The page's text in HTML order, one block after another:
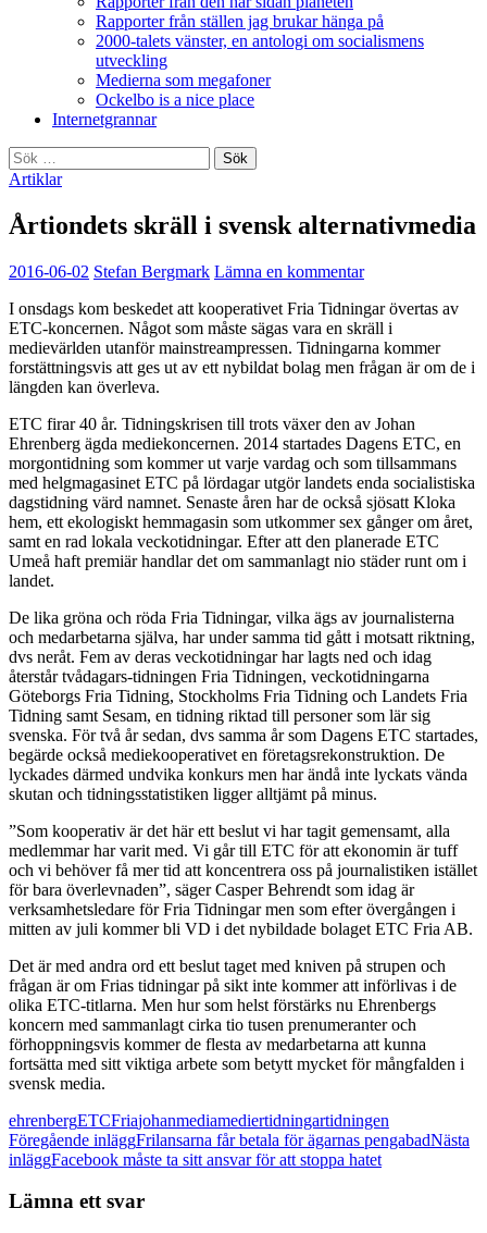
Rapporter från ställen jag brukar hänga på
2000-talets vänster, en antologi om socialismens
utveckling
Medierna som megafoner
Ockelbo is a nice place
Internetgrannar
Sök
efter:
Artiklar
Årtiondets skräll i svensk alternativmedia
2016-06-02 Stefan Bergmark Lämna en kommentar
I onsdags kom beskedet att kooperativet Fria Tidningar övertas av
ETC-koncernen. Något som måste sägas vara en skräll i
medievärlden utanför mainstreampressen. Tidningarna kommer
forstättningsvis att ges ut av ett nybildat bolag men frågan är om de i
längden kan överleva.
ETC firar 40 år. Tidningskrisen till trots växer den av Johan
Ehrenberg ägda mediekoncernen. 2014 startades Dagens ETC, en
morgontidning som kommer ut varje vardag och som tillsammans
med helgmagasinet ETC på lördagar utgör landets enda socialistiska
dagstidning värd namnet. Senaste åren har de också sjösatt Kloka
hem, ett ekologiskt hemmagasin som utkommer sex gånger om året,
samt en rad lokala veckotidningar. Efter att den planerade ETC
Umeå haft premiär handlar det om sammanlagt nio städer runt om i
landet.
De lika gröna och röda Fria Tidningar, vilka ägs av journalisterna
och medarbetarna själva, har under samma tid gått i motsatt riktning,
dvs neråt. Fem av deras veckotidningar har lagts ned och idag
återstår tvådagars-tidningen Fria Tidningen, veckotidningarna
Göteborgs Fria Tidning, Stockholms Fria Tidning och Landets Fria
Tidning samt Sesam, en tidning riktad till personer som lär sig
svenska. För två år sedan, dvs samma år som Dagens ETC startades,
begärde också mediekooperativet en företagsrekonstruktion. De
lyckades därmed undvika konkurs men har ändå inte lyckats vända
skutan och tidningsstatistiken ligger alltjämt på minus.
”Som kooperativ är det här ett beslut vi har tagit gemensamt, alla
medlemmar har varit med. Vi går till ETC för att ekonomin är tuff
och vi behöver få mer tid att koncentrera oss på journalistiken istället
för bara överlevnaden”, säger Casper Behrendt som idag är
verksamhetsledare för Fria Tidningar men som efter övergången i
mitten av juli kommer bli VD i det nybildade bolaget ETC Fria AB.
Det är med andra ord ett beslut taget med kniven på strupen och
frågan är om Frias tidningar på sikt inte kommer att införlivas i de
olika ETC-titlarna. Men hur som helst förstärks nu Ehrenbergs
koncern med sammanlagt cirka tio tusen prenumeranter och
förhoppningsvis kommer de flesta av medarbetarna att kunna
fortsätta med sitt viktiga arbete som betytt mycket för mångfalden i
svensk media.
ehrenbergETCFriajohanmediamediertidningartidningen
Inläggsnavigering
Föregående inläggFrilansarna får betala för ägarnas pengabadNästa
inläggFacebook måste ta sitt ansvar för att stoppa hatet
Lämna ett svar